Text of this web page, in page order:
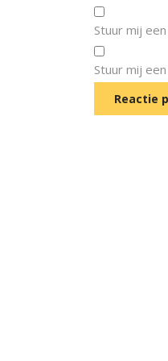
Stuur mij
Stuur mij